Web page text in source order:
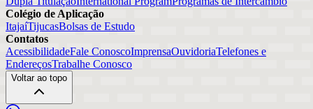
Colégio de Aplicação
ItajaíTijucasBolsas de Estudo
Contatos
AcessibilidadeFale ConoscoImprensaOuvidoriaTelefones e
EndereçosTrabalhe Conosco
Voltar ao topo